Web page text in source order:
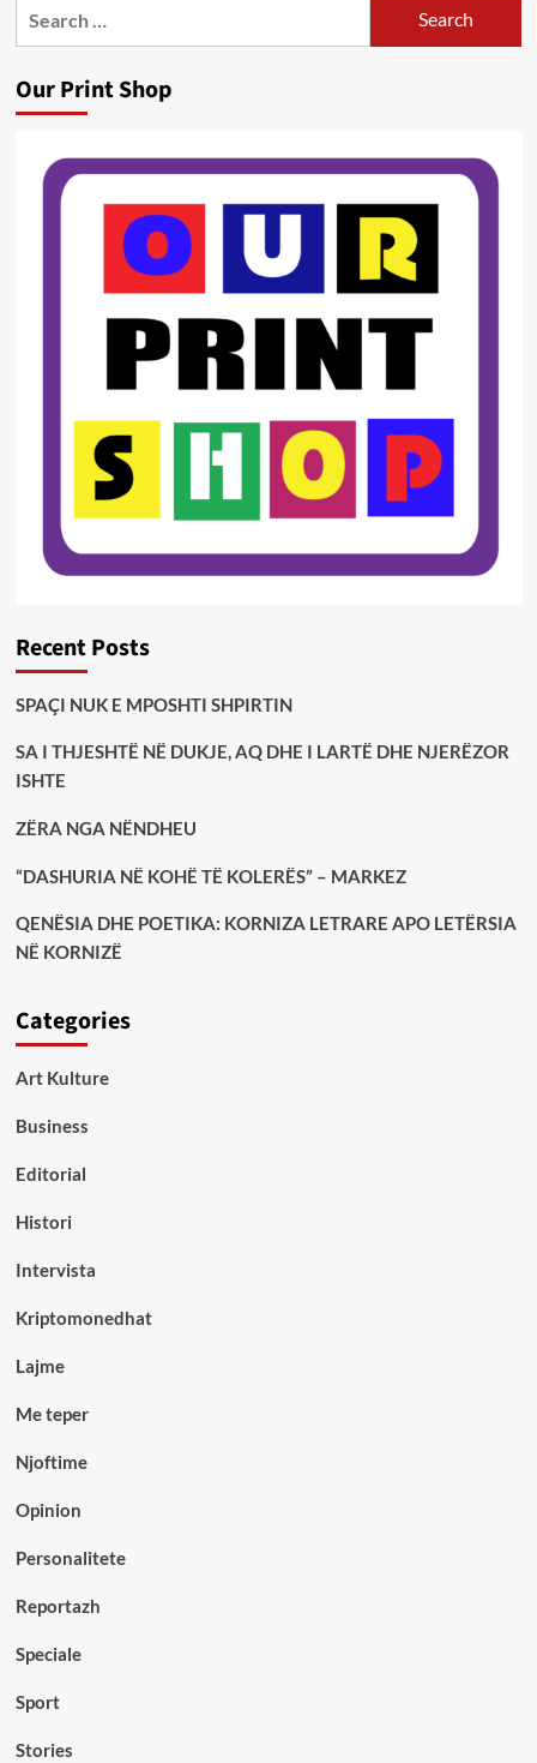
Our Print Shop
Recent Posts
SPAÇI NUK E MPOSHTI SHPIRTIN
SA I THJESHTË NË DUKJE, AQ DHE I LARTË DHE NJERËZOR
ISHTE
ZËRA NGA NËNDHEU
“DASHURIA NË KOHË TË KOLERËS” – MARKEZ
QENËSIA DHE POETIKA: KORNIZA LETRARE APO LETËRSIA
NË KORNIZË
Categories
Art Kulture
Business
Editorial
Histori
Intervista
Kriptomonedhat
Lajme
Me teper
Njoftime
Opinion
Personalitete
Reportazh
Speciale
Sport
Stories